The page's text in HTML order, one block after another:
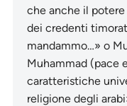
che anche il
dei credenti
mandammo…» o
Muhammad (pace
caratteristiche
religione degli